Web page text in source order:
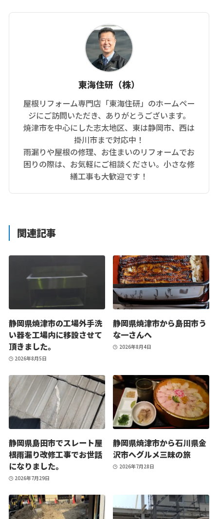
東海住研（株）
屋根リフォーム専門店「東海住研」のホームペー
ジにご訪問いただき、ありがとうございます。
焼津市を中心にした志太地区、東は静岡市、西は
掛川市まで対応中！
雨漏りや屋根の修理、お住まいのリフォームでお
困りの際は、お気軽にご相談ください。小さな修
繕工事も大歓迎です！
関連記事
静岡県焼津市の工場外手洗
い器を工場内に移設させて
頂きました。
2026年8月5日
静岡県焼津市から島田市う
な一さんへ
2026年8月4日
静岡県島田市でスレート屋
根雨漏り改修工事でお世話
になりました。
2026年7月29日
静岡県焼津市から石川県金
沢市へグルメ三昧の旅
2026年7月28日